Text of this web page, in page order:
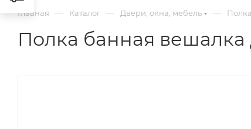
Главная — Каталог — Двери, окна, мебель —
Полка банная вешалка